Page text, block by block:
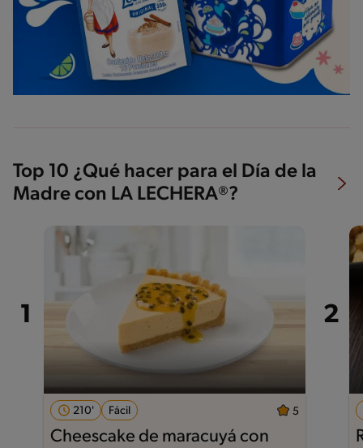
Top 10 ¿Qué hacer para el Día de la
Madre con LA LECHERA®?
210' Fácil 5
Cheescake de maracuyá con